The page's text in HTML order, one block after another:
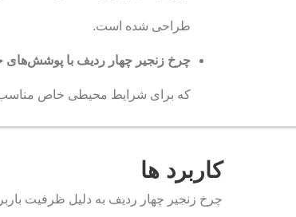
طراحی شده است.
چرخ زنجیر چهار ردیف با
که برای شرایط محیطی خاص
کاربرد ها
چرخ زنجیر چهار ردیف به دلیل ظرفیت